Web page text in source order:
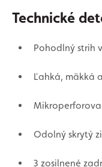
Technické
Pohodlný strih
Ľahká, mäkká
Odolný skrytý
3 zosilnené